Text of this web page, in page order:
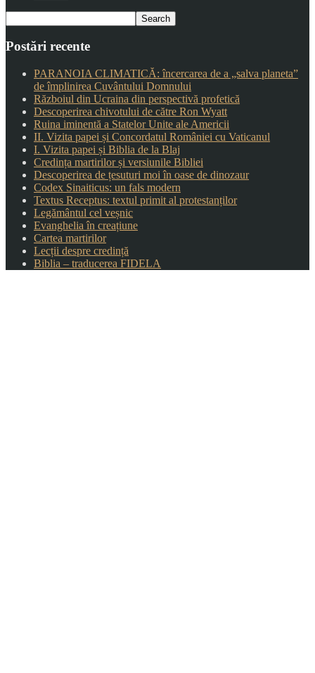
Postări recente
PARANOIA CLIMATICĂ: încercarea de a „salva planeta”
de împlinirea Cuvântului Domnului
Războiul din Ucraina din perspectivă profetică
Descoperirea chivotului de către Ron Wyatt
Ruina iminentă a Statelor Unite ale Americii
II. Vizita papei și Concordatul României cu Vaticanul
I. Vizita papei și Biblia de la Blaj
Credința martirilor și versiunile Bibliei
Descoperirea de țesuturi moi în oase de dinozaur
Codex Sinaiticus: un fals modern
Textus Receptus: textul primit al protestanților
Legământul cel veșnic
Evanghelia în creațiune
Cartea martirilor
Lecții despre credință
Biblia – traducerea FIDELA